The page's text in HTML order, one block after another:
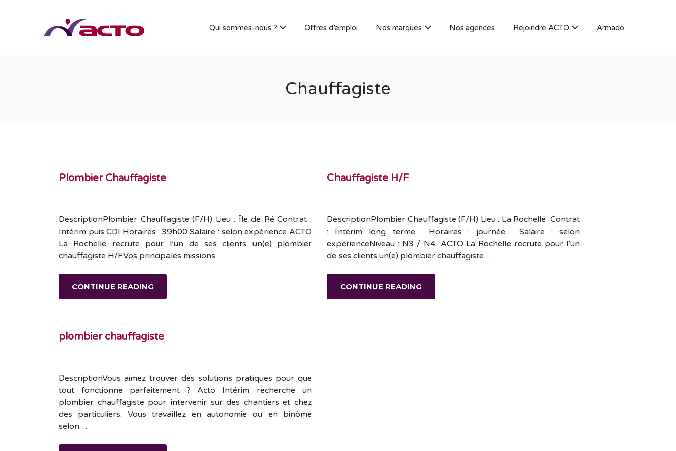
Qui sommes-nous ? Offres d’emploi Nos marques Nos agences Rejoindre ACTO Armado
Chauffagiste
Plombier Chauffagiste
DescriptionPlombier Chauffagiste (F/H) Lieu : Île de Ré Contrat :
Intérim puis CDI Horaires : 39h00 Salaire : selon expérience ACTO
La Rochelle recrute pour l’un de ses clients un(e) plombier
chauffagiste H/F.Vos principales missions…
CONTINUE READING
Chauffagiste H/F
DescriptionPlombier Chauffagiste (F/H) Lieu : La Rochelle Contrat
: Intérim long terme Horaires : journée Salaire : selon
expérienceNiveau : N3 / N4 ACTO La Rochelle recrute pour l’un
de ses clients un(e) plombier chauffagiste…
CONTINUE READING
plombier chauffagiste
DescriptionVous aimez trouver des solutions pratiques pour que
tout fonctionne parfaitement ? Acto Intérim recherche un
plombier chauffagiste pour intervenir sur des chantiers et chez
des particuliers. Vous travaillez en autonomie ou en binôme
selon…